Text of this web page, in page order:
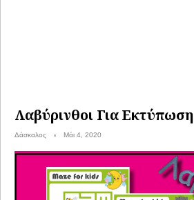
Λαβύρινθοι Για Εκτύπωση
Δάσκαλος Μάι 4, 2020